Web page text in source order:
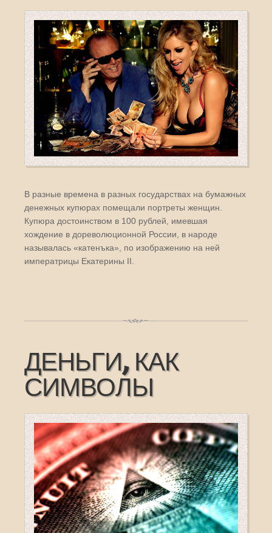
В разные времена в разных государствах на бумажных
денежных купюрах помещали портреты женщин.
Купюра достоинством в 100 рублей, имевшая
хождение в дореволюционной России, в народе
называлась «катенъка», по изображению на ней
императрицы Екатерины II.
ДЕНЬГИ, КАК
СИМВОЛЫ